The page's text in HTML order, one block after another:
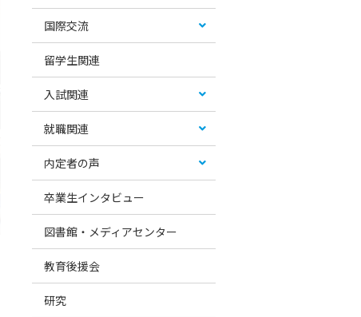
国際交流
留学生関連
入試関連
就職関連
内定者の声
卒業生インタビュー
図書館・メディアセンター
教育後援会
研究